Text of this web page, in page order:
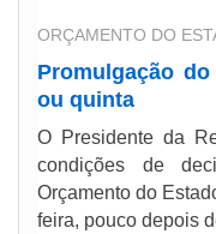
ORÇAMENTO DO
Promulgação
ou quinta
O Presidente da
condições de
Orçamento do
feira, pouco depois